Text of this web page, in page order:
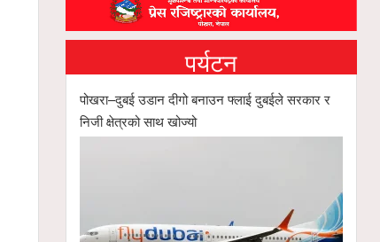
पर्यटन
पोखरा–दुबई उडान दीगो बनाउन फ्लाई दुबईले सरकार र
निजी क्षेत्रको साथ खोज्यो